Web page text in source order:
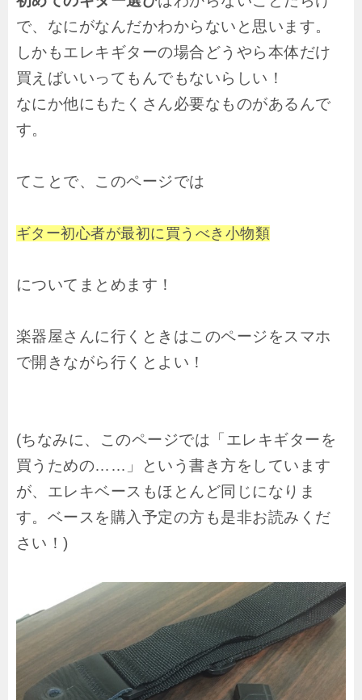
で、なにがなんだかわからないと思います。
しかもエレキギターの場合どうやら本体だけ
買えばいいってもんでもないらしい！
なにか他にもたくさん必要なものがあるんで
す。
てことで、このページでは
ギター初心者が最初に買うべき小物類
についてまとめます！
楽器屋さんに行くときはこのページをスマホ
で開きながら行くとよい！
(ちなみに、このページでは「エレキギターを
買うための……」という書き方をしています
が、エレキベースもほとんど同じになりま
す。ベースを購入予定の方も是非お読みくだ
さい！)